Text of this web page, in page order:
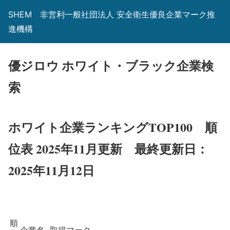
SHEM 非営利一般社団法人 安全衛生優良企業マーク推
進機構
優ジロウ ホワイト・ブラック企業検
索
ホワイト企業ランキングTOP100 順
位表 2025年11月更新 最終更新日：
2025年11月12日
順